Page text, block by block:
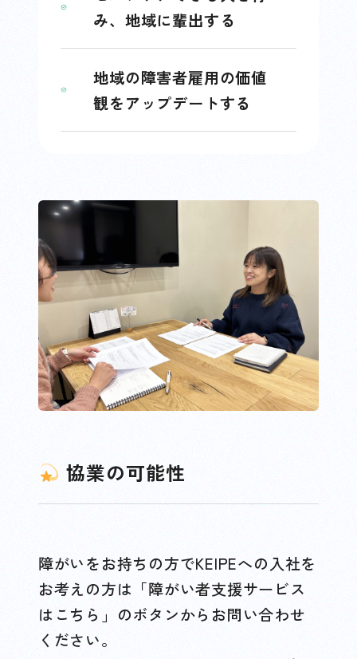
み、地域に輩出する
地域の障害者雇用の価値
観をアップデートする
協業の可能性
障がいをお持ちの方でKEIPEへの入社を
お考えの方は「障がい者支援サービス
はこちら」のボタンからお問い合わせ
ください。